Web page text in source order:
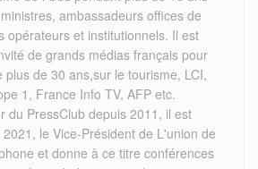
ambassadeurs offices de
opérateurs et institutionnels. Il est
de grands médias français pour
plus de 30 ans,sur le tourisme, LCI,
1, France Info TV, AFP etc.
du PressClub depuis 2011, il est
le Vice-Président de L'union de
et donne à ce titre conférences